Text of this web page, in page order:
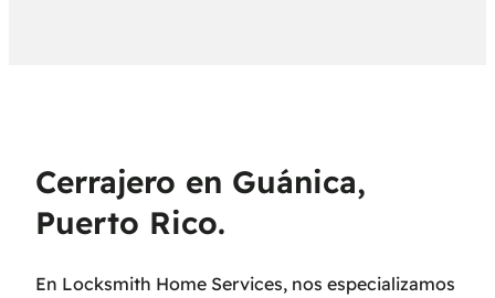
Cerrajero en Guánica,
Puerto Rico.
En Locksmith Home Services, nos especializamos